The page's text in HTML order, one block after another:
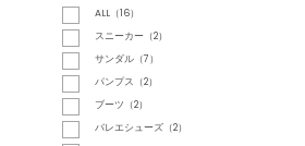
ALL（16）
スニーカー（2）
サンダル（7）
パンプス（2）
ブーツ（2）
バレエシューズ（2）